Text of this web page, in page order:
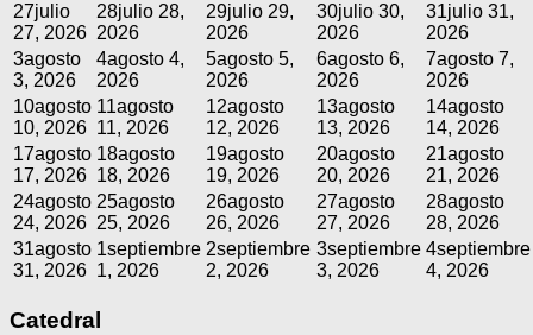
27julio
27, 2026
28julio 28,
2026
29julio 29,
2026
30julio 30,
2026
31julio 31,
2026
3agosto
3, 2026
4agosto 4,
2026
5agosto 5,
2026
6agosto 6,
2026
7agosto 7,
2026
10agosto
10, 2026
11agosto
11, 2026
12agosto
12, 2026
13agosto
13, 2026
14agosto
14, 2026
17agosto
17, 2026
18agosto
18, 2026
19agosto
19, 2026
20agosto
20, 2026
21agosto
21, 2026
24agosto
24, 2026
25agosto
25, 2026
26agosto
26, 2026
27agosto
27, 2026
28agosto
28, 2026
31agosto
31, 2026
1septiembre
1, 2026
2septiembre
2, 2026
3septiembre
3, 2026
4septiembre
4, 2026
Catedral